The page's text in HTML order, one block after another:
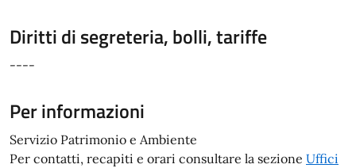
Diritti di segreteria, bolli, tariffe
----
Per informazioni
Servizio Patrimonio e Ambiente
Per contatti, recapiti e orari consultare la sezione Uffici